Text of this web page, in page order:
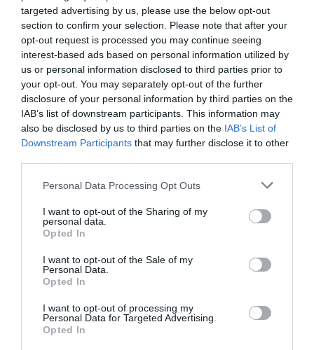
targeted advertising by us, please use the below opt-out
section to confirm your selection. Please note that after your
opt-out request is processed you may continue seeing
interest-based ads based on personal information utilized by
us or personal information disclosed to third parties prior to
your opt-out. You may separately opt-out of the further
disclosure of your personal information by third parties on the
IAB’s list of downstream participants. This information may
also be disclosed by us to third parties on the IAB’s List of
Downstream Participants that may further disclose it to other
Personal Data Processing Opt Outs
I want to opt-out of the Sharing of my
personal data.
Opted In
I want to opt-out of the Sale of my
Personal Data.
Opted In
I want to opt-out of processing my
Personal Data for Targeted Advertising.
Opted In